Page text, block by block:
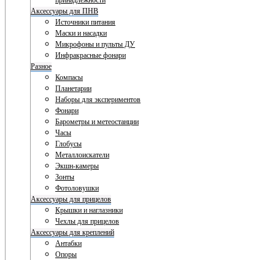
Аксессуары для ПНВ
Источники питания
Маски и насадки
Микрофоны и пульты ДУ
Инфракрасные фонари
Разное
Компасы
Планетарии
Наборы для экспериментов
Фонари
Барометры и метеостанции
Часы
Глобусы
Металлоискатели
Экшн-камеры
Зонты
Фотоловушки
Аксессуары для прицелов
Крышки и наглазники
Чехлы для прицелов
Аксессуары для креплений
Антабки
Опоры